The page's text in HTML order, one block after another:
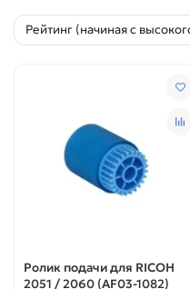
Ролик подачи для RICOH
2051 / 2060 (AF03-1082)